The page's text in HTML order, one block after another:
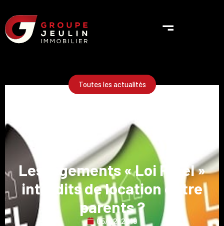
Les logements « Loi Pinel »
interdits de location entre
parents ?
05/02/2019
Toutes les actualités